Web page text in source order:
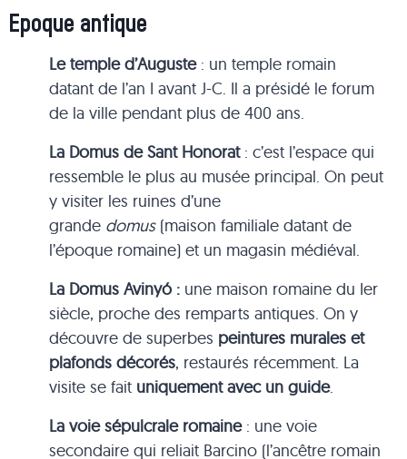
Epoque antique
Le temple d’Auguste: un temple romain
datant de l’an I avant J-C. Il a présidé le forum
de la ville pendant plus de 400 ans.
La Domus de Sant Honorat: c’est l’espace qui
ressemble le plus au musée principal. On peut
y visiter les ruines d’une
grande domus (maison familiale datant de
l’époque romaine) et un magasin médiéval.
La Domus Avinyó : une maison romaine du Ier
siècle, proche des remparts antiques. On y
découvre de superbes peintures murales et
plafonds décorés, restaurés récemment. La
visite se fait uniquement avec un guide.
La voie sépulcrale romaine: une voie
secondaire qui reliait Barcino (l’ancêtre romain